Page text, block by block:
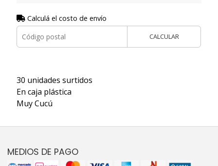
Calculá el costo de envío
CALCULAR
30 unidades surtidos
En caja plástica
Muy Cucú
MEDIOS DE PAGO